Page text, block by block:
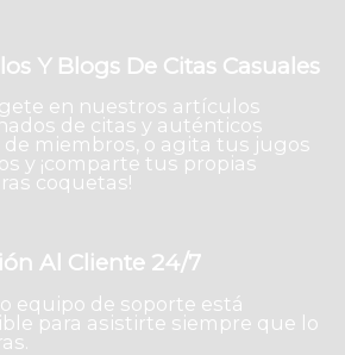
Y Blogs De Citas Casuales
en nuestros artículos
de citas y auténticos
de miembros, o agita tus jugos
y ¡comparte tus propias
coquetas!
Al Cliente 24/7
equipo de soporte está
para asistirte siempre que lo